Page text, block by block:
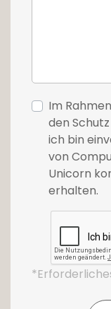
Im
den
ich bin
von
Unicorn
erhalten.